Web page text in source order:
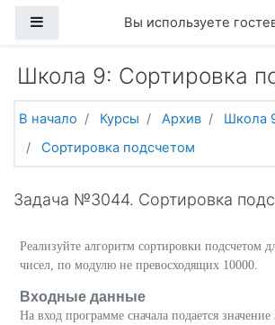
Боковая панельВы используете
Школа 9: Сортировка
В начало Курсы Архив Школа
Сортировка подсчетом
Задача №3044. Сортировка
Реализуйте алгоритм сортировки подсчетом
чисел, по модулю не превосходящих 10000.
Входные данные
На вход программе сначала подается значение